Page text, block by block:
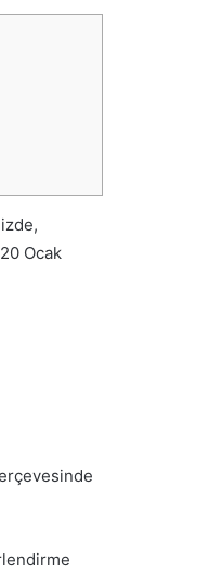
Ocak